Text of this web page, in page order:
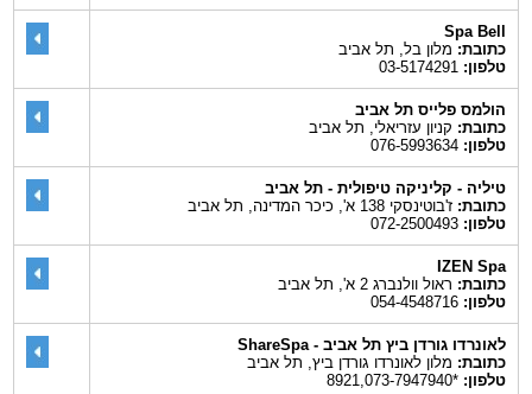
Spa Bell
כתובת:מלון בל, תל אביב
טלפון:03-5174291
הולמס פלייס תל אביב
כתובת:קניון עזריאלי, תל אביב
טלפון:076-5993634
טיליה - קליניקה טיפולית - תל אביב
כתובת:ז'בוטינסקי 138 א', כיכר המדינה, תל אביב
טלפון:072-2500493
IZEN Spa
כתובת:ראול וולנברג 2 א', תל אביב
טלפון:054-4548716
לאונרדו גורדן ביץ תל אביב - ShareSpa
כתובת:מלון לאונרדו גורדן ביץ, תל אביב
טלפון:*8921,073-7947940